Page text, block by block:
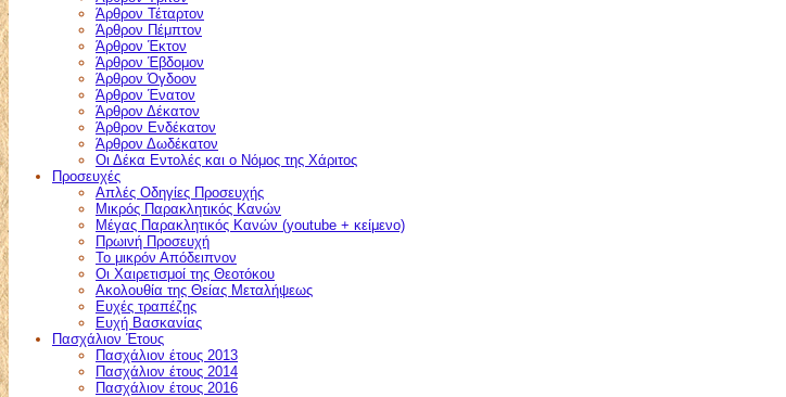
Άρθρον Τέταρτον
Άρθρον Πέμπτον
Άρθρον Έκτον
Άρθρον Έβδομον
Άρθρον Όγδοον
Άρθρον Ένατον
Άρθρον Δέκατον
Άρθρον Ενδέκατον
Άρθρον Δωδέκατον
Οι Δέκα Εντολές και ο Νόμος της Χάριτος
Προσευχές
Απλές Οδηγίες Προσευχής
Μικρός Παρακλητικός Κανών
Μέγας Παρακλητικός Κανών (youtube + κείμενο)
Πρωινή Προσευχή
Το μικρόν Απόδειπνον
Οι Χαιρετισμοί της Θεοτόκου
Ακολουθία της Θείας Μεταλήψεως
Ευχές τραπέζης
Ευχή Βασκανίας
Πασχάλιον Έτους
Πασχάλιον έτους 2013
Πασχάλιον έτους 2014
Πασχάλιον έτους 2016